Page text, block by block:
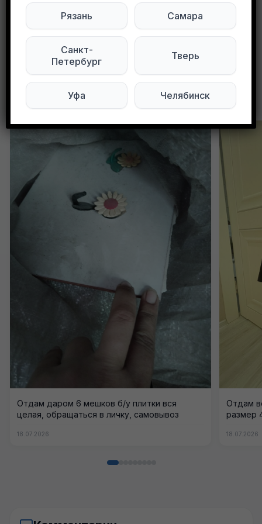
Мы в ВКонтакте
66 просмотров
Другие объявления в этом городе
Отдам даром 6 мешков б/у плитки вся
целая, обращаться в личку, самовывоз
18.07.2026
Отдам
размер
18.07.2026
Рязань Самара
Санкт-
Петербург
Тверь
Уфа Челябинск